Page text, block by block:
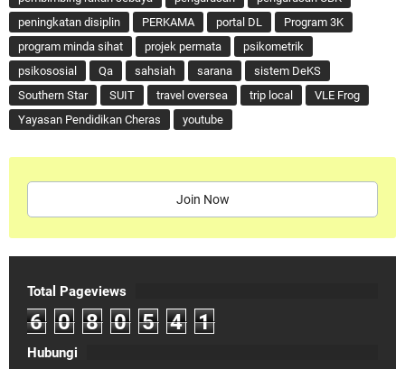
peningkatan disiplin
PERKAMA portal DL
Program 3K
program minda sihat
projek permata
psikometrik
psikososial
Qa sahsiah sarana
sistem DeKS
Southern Star
SUIT travel oversea trip local
VLE Frog
Yayasan Pendidikan Cheras
youtube
Join Now
Total Pageviews
6 0 8 0 5 4 1
Hubungi